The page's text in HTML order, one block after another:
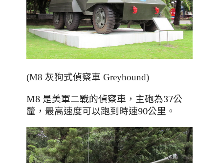
(M8 灰狗式偵察車 Greyhound)
M8 是美軍二戰的偵察車，主砲為37公
釐，最高速度可以跑到時速90公里。